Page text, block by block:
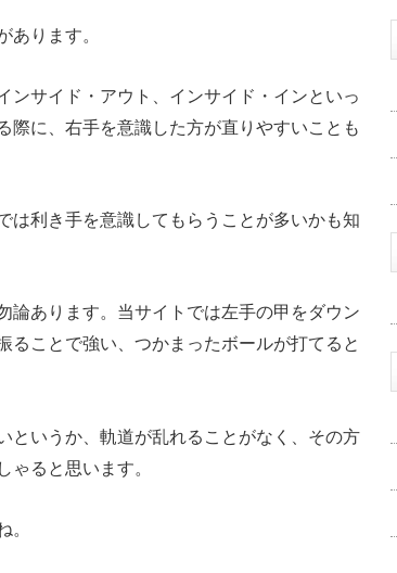
あります。
ンサイド・アウト、インサイド・インといっ
際に、右手を意識した方が直りやすいことも
は利き手を意識してもらうことが多いかも知
論あります。当サイトでは左手の甲をダウン
ることで強い、つかまったボールが打てると
というか、軌道が乱れることがなく、その方
ゃると思います。
。